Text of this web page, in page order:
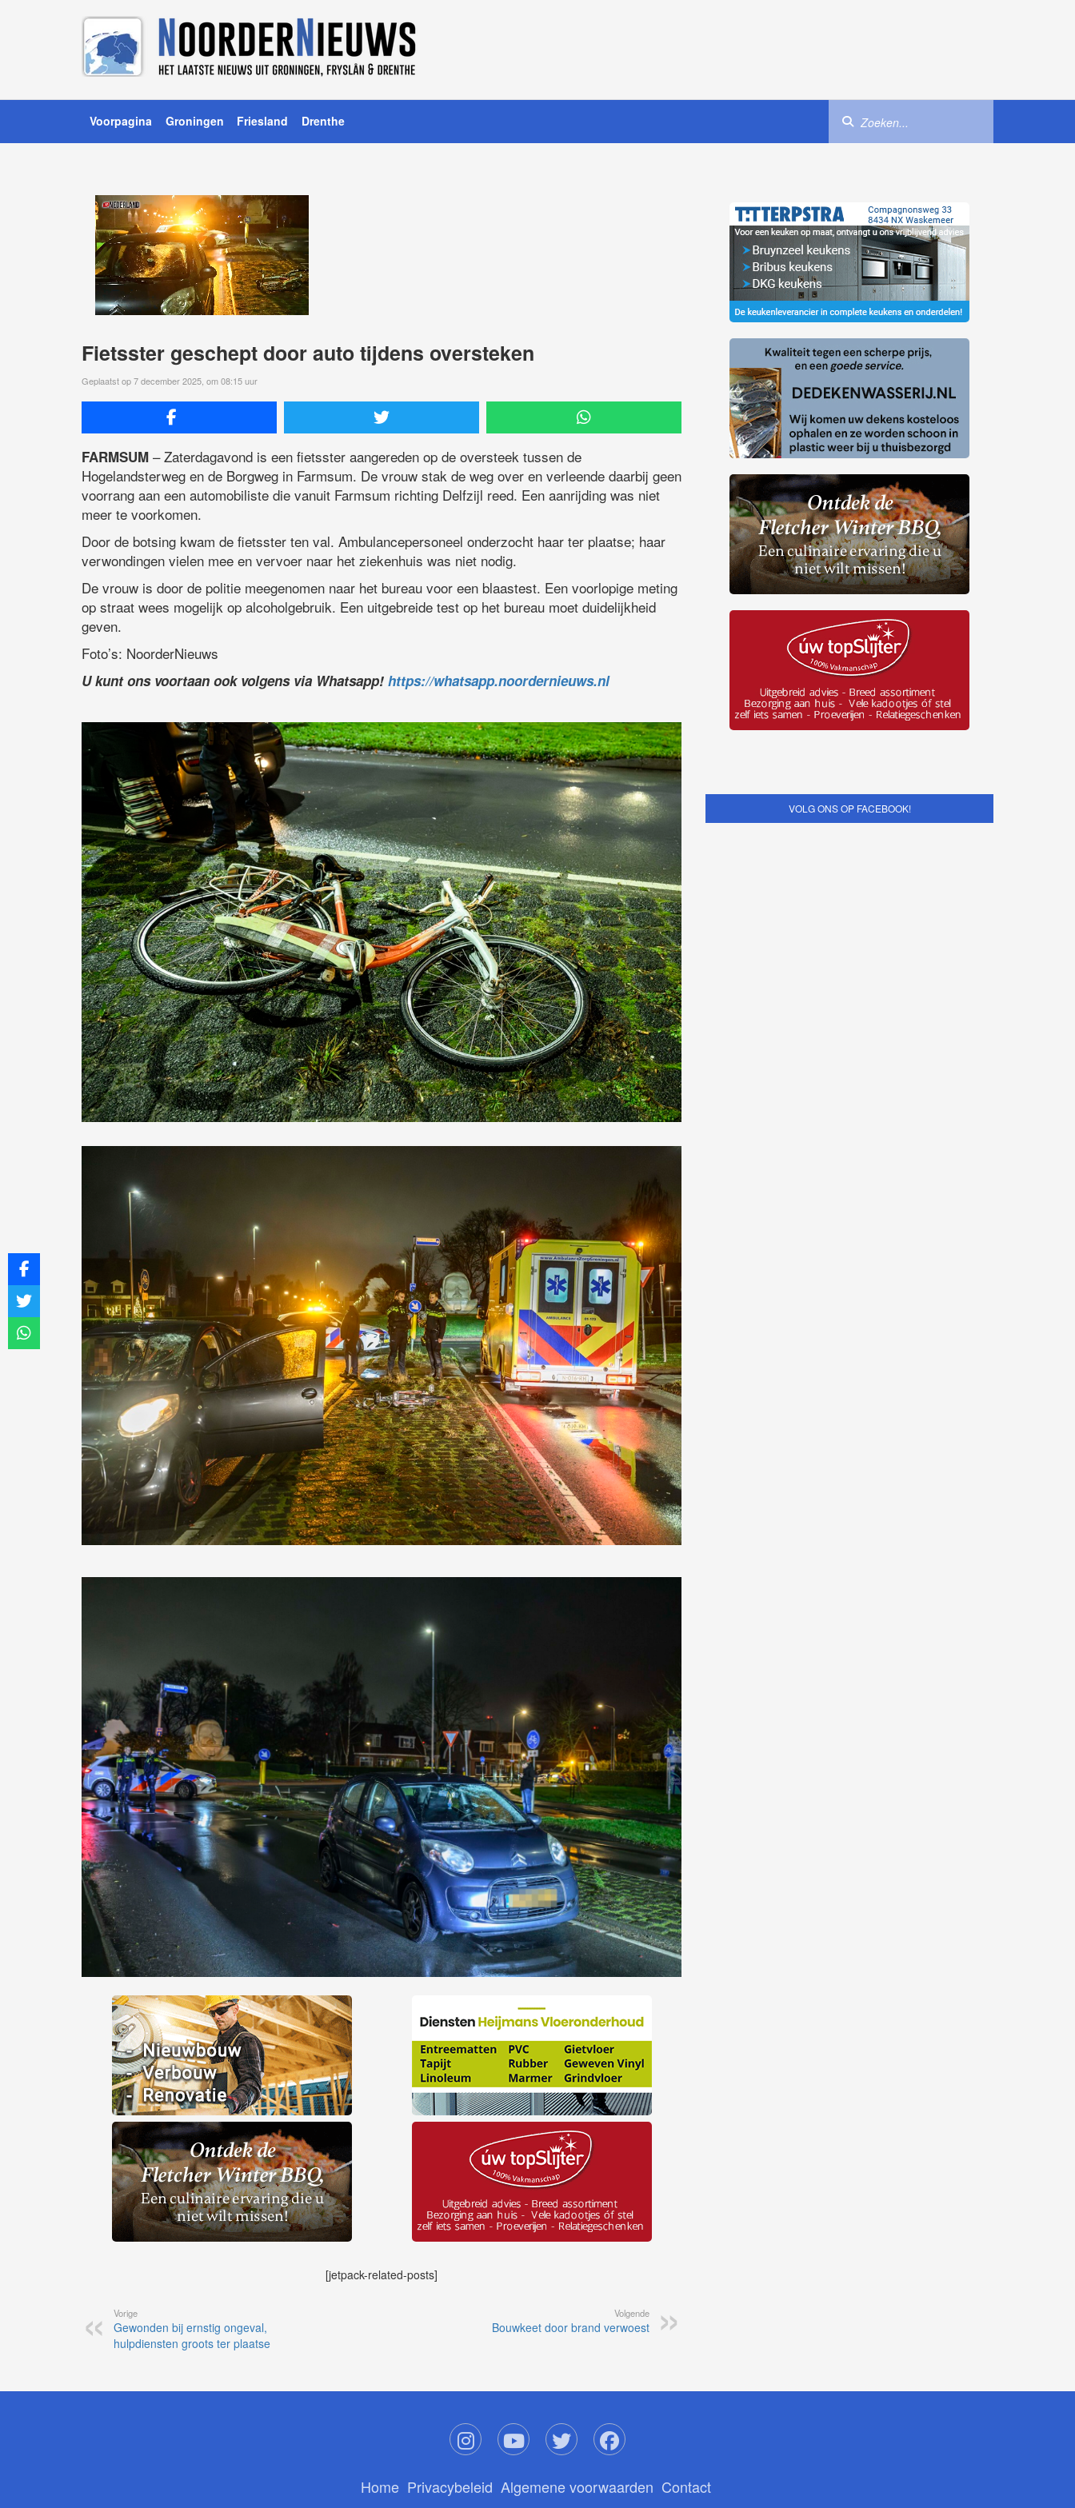
Voorpagina Groningen Friesland Drenthe
Fietsster geschept door auto tijdens oversteken
Geplaatst op 7 december 2025, om 08:15 uur
FARMSUM – Zaterdagavond is een fietsster aangereden op de oversteek tussen de
Hogelandsterweg en de Borgweg in Farmsum. De vrouw stak de weg over en verleende daarbij geen
voorrang aan een automobiliste die vanuit Farmsum richting Delfzijl reed. Een aanrijding was niet
meer te voorkomen.
Door de botsing kwam de fietsster ten val. Ambulancepersoneel onderzocht haar ter plaatse; haar
verwondingen vielen mee en vervoer naar het ziekenhuis was niet nodig.
De vrouw is door de politie meegenomen naar het bureau voor een blaastest. Een voorlopige meting
op straat wees mogelijk op alcoholgebruik. Een uitgebreide test op het bureau moet duidelijkheid
geven.
Foto’s: NoorderNieuws
U kunt ons voortaan ook volgens via Whatsapp! https://whatsapp.noordernieuws.nl
[jetpack-related-posts]
Vorige
Gewonden bij ernstig ongeval,
hulpdiensten groots ter plaatse
Volgende
Bouwkeet door brand verwoest
VOLG ONS OP FACEBOOK!
Home Privacybeleid Algemene voorwaarden Contact